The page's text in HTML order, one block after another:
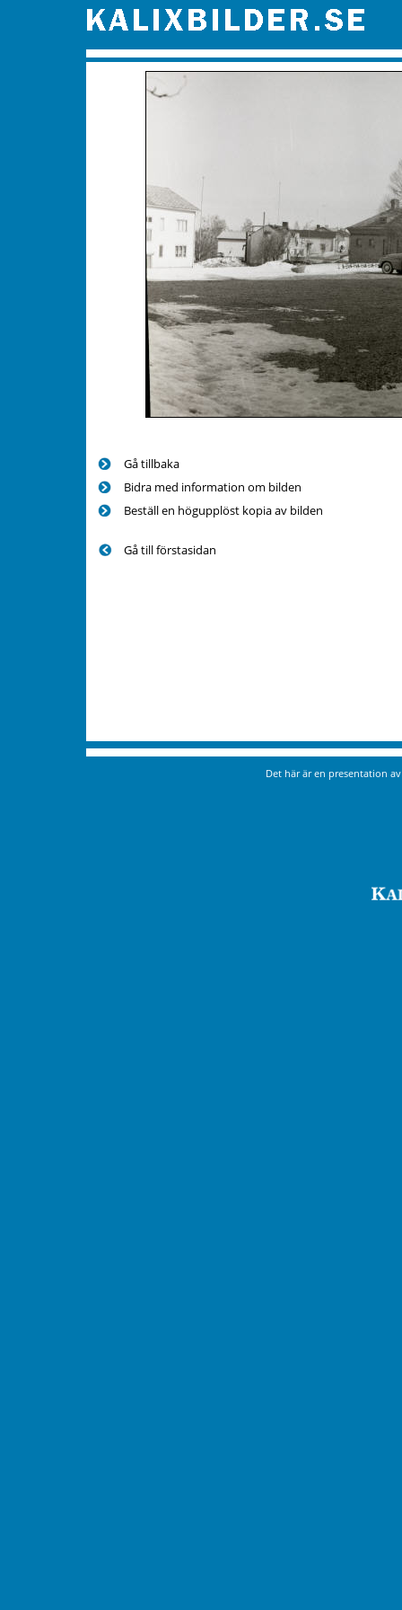
Gå tillbaka
Bidra med information om bilden
Beställ en högupplöst kopia av bilden
Gå till förstasidan
Det här är en presentation